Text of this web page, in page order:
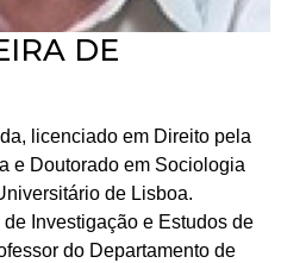
DE
licenciado em Direito pela
e Doutorado em Sociologia
de Lisboa.
de Investigação e Estudos de
do Departamento de